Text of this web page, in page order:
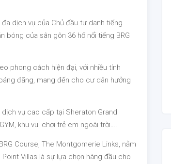
dịch vụ của Chủ đầu tư danh tiếng
bóng của sân gôn 36 hố nổi tiếng BRG
phong cách hiện đại, với nhiều tính
đãng, mang đến cho cư dân hưởng
vụ cao cấp tại Sheraton Grand
khu vui chơi trẻ em ngoài trời….
Course, The Montgomerie Links, nằm
Villas là sự lựa chọn hàng đầu cho